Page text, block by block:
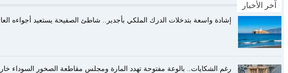
آخر الأخبار
إشادة واسعة بتدخلات الدرك الملكي بأجدير.. شاطئ الصفيحة يستعيد أجواءه
رغم الشكايات.. بالوعة مفتوحة تهدد المارة ومجلس مقاطعة الصخور السوداء